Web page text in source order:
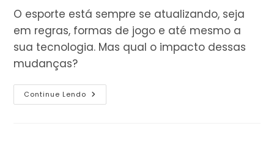
post:
O esporte está sempre se atualizando, seja
em regras, formas de jogo e até mesmo a
sua tecnologia. Mas qual o impacto dessas
mudanças?
Continue Lendo Tecnologia
No